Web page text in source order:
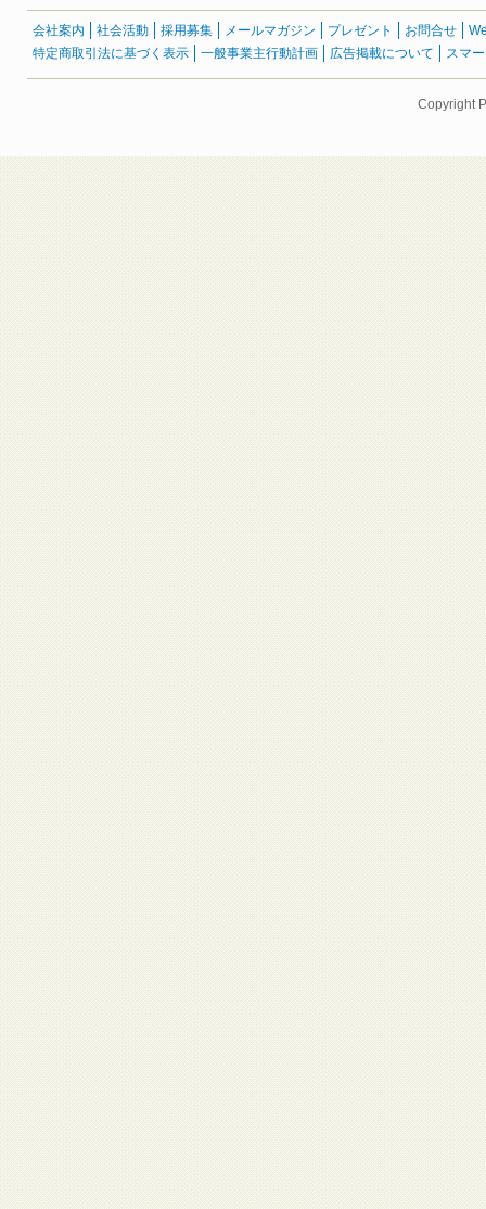
会社案内 社会活動 採用募集 メールマガジン プレゼント お問合せ
特定商取引法に基づく表示
一般事業主行動計画 広告掲載について スマ
Copyright